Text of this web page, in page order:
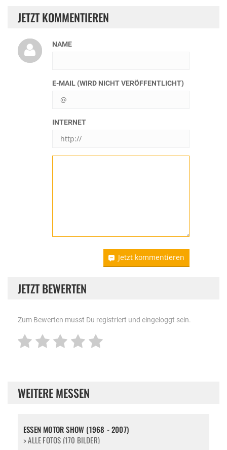
JETZT KOMMENTIEREN
NAME
E-MAIL (WIRD NICHT VERÖFFENTLICHT)
INTERNET
Jetzt kommentieren
JETZT BEWERTEN
Zum Bewerten musst Du registriert und eingeloggt sein.
WEITERE MESSEN
ESSEN MOTOR SHOW (1968 - 2007)
> ALLE FOTOS (170 BILDER)